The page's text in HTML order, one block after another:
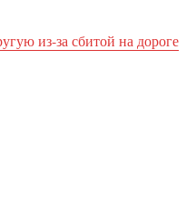
из-за сбитой на дороге